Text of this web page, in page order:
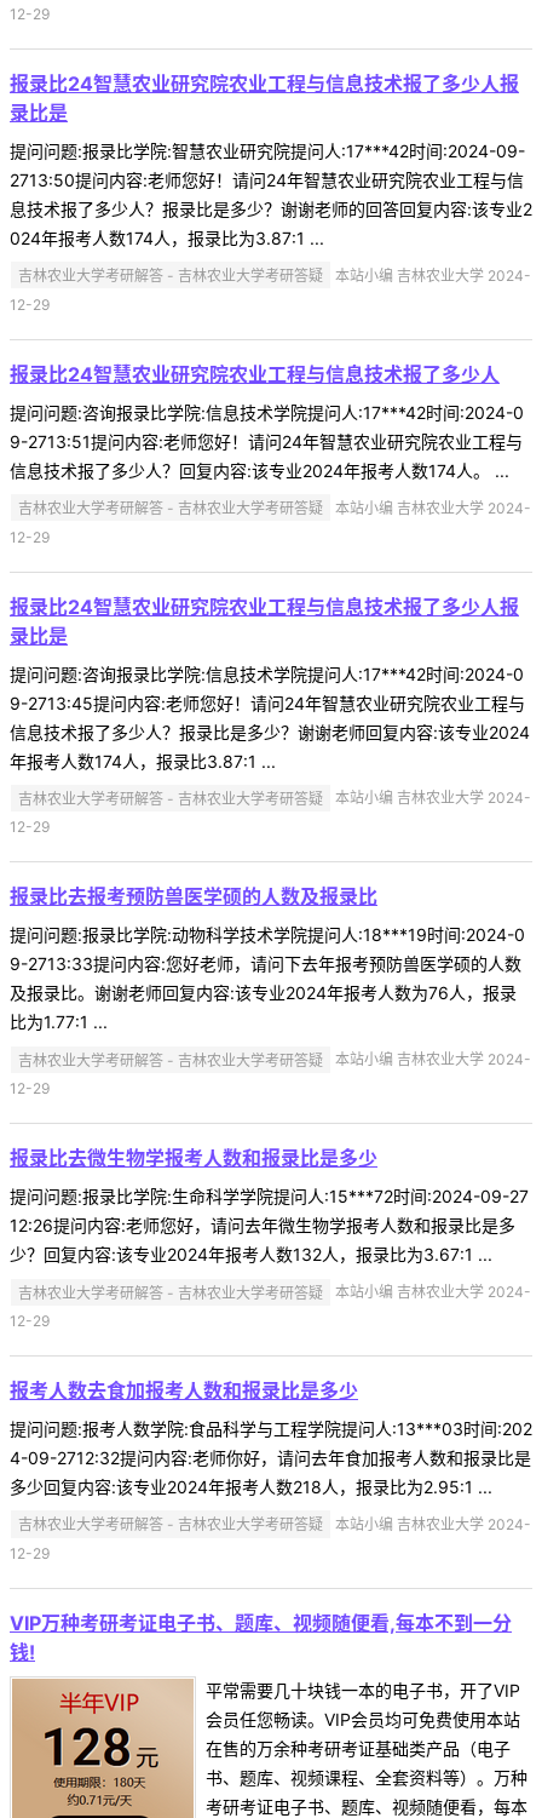
12-29
报录比24智慧农业研究院农业工程与信息技术报了多少人报
录比是
提问问题:报录比学院:智慧农业研究院提问人:17***42时间:2024-09-
2713:50提问内容:老师您好！请问24年智慧农业研究院农业工程与信
息技术报了多少人？报录比是多少？谢谢老师的回答回复内容:该专业2
024年报考人数174人，报录比为3.87:1 ...
吉林农业大学考研解答 - 吉林农业大学考研答疑
本站小编 吉林农业大学 2024-
12-29
报录比24智慧农业研究院农业工程与信息技术报了多少人
提问问题:咨询报录比学院:信息技术学院提问人:17***42时间:2024-0
9-2713:51提问内容:老师您好！请问24年智慧农业研究院农业工程与
信息技术报了多少人？回复内容:该专业2024年报考人数174人。 ...
吉林农业大学考研解答 - 吉林农业大学考研答疑
本站小编 吉林农业大学 2024-
12-29
报录比24智慧农业研究院农业工程与信息技术报了多少人报
录比是
提问问题:咨询报录比学院:信息技术学院提问人:17***42时间:2024-0
9-2713:45提问内容:老师您好！请问24年智慧农业研究院农业工程与
信息技术报了多少人？报录比是多少？谢谢老师回复内容:该专业2024
年报考人数174人，报录比3.87:1 ...
吉林农业大学考研解答 - 吉林农业大学考研答疑
本站小编 吉林农业大学 2024-
12-29
报录比去报考预防兽医学硕的人数及报录比
提问问题:报录比学院:动物科学技术学院提问人:18***19时间:2024-0
9-2713:33提问内容:您好老师，请问下去年报考预防兽医学硕的人数
及报录比。谢谢老师回复内容:该专业2024年报考人数为76人，报录
比为1.77:1 ...
吉林农业大学考研解答 - 吉林农业大学考研答疑
本站小编 吉林农业大学 2024-
12-29
报录比去微生物学报考人数和报录比是多少
提问问题:报录比学院:生命科学学院提问人:15***72时间:2024-09-27
12:26提问内容:老师您好，请问去年微生物学报考人数和报录比是多
少？回复内容:该专业2024年报考人数132人，报录比为3.67:1 ...
吉林农业大学考研解答 - 吉林农业大学考研答疑
本站小编 吉林农业大学 2024-
12-29
报考人数去食加报考人数和报录比是多少
提问问题:报考人数学院:食品科学与工程学院提问人:13***03时间:202
4-09-2712:32提问内容:老师你好，请问去年食加报考人数和报录比是
多少回复内容:该专业2024年报考人数218人，报录比为2.95:1 ...
吉林农业大学考研解答 - 吉林农业大学考研答疑
本站小编 吉林农业大学 2024-
12-29
VIP万种考研考证电子书、题库、视频随便看,每本不到一分
钱!
平常需要几十块钱一本的电子书，开了VIP
会员任您畅读。VIP会员均可免费使用本站
在售的万余种考研考证基础类产品（电子
书、题库、视频课程、全套资料等）。万种
考研考证电子书、题库、视频随便看，每本